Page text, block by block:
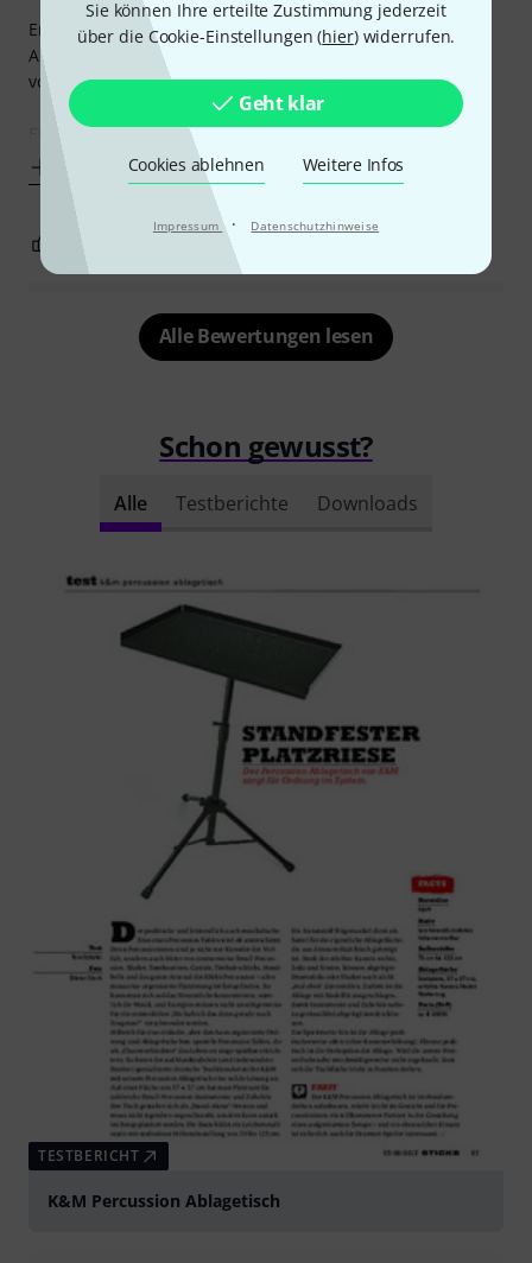
Sie können Ihre erteilte Zustimmung jederzeit
über die Cookie-Einstellungen (hier) widerrufen.
Geht klar
Cookies ablehnen Weitere Infos
Impressum · Datenschutzhinweise
Er ist ordentlich verarbeitet, bricht nicht beim bloßen
Anschauen schon zusammen und es ist genug Platz
vorhanden, einige Instrumente darauf abzulegen.
Einziges Manko ist, dass beim Ablegen von Schlägeln
Mehr anzeigen
BEWERTUNG MELDEN
Alle Bewertungen lesen
Schon gewusst?
Alle Testberichte Downloads
TESTBERICHT
K&M Percussion Ablagetisch